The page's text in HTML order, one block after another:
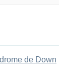
de Down